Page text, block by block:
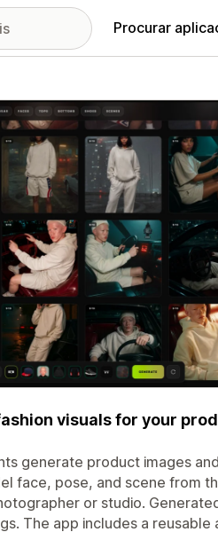
Procurar
visuals for your
generate product images
face, pose, and scene from
or studio.
The app includes a